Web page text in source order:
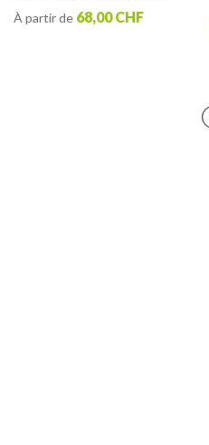
À partir de 68,00 CHF